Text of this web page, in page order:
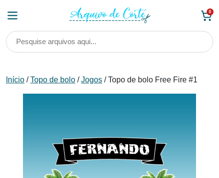
0
Início /Topo de bolo /Jogos / Topo de bolo Free Fire #1